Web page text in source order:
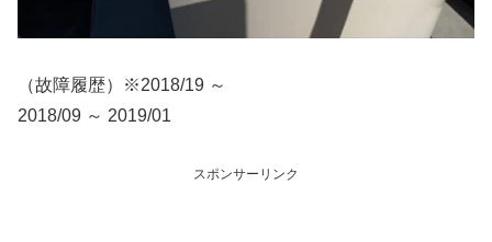
（故障履歴）※2018/19 ～
2018/09 ～ 2019/01
スポンサーリンク